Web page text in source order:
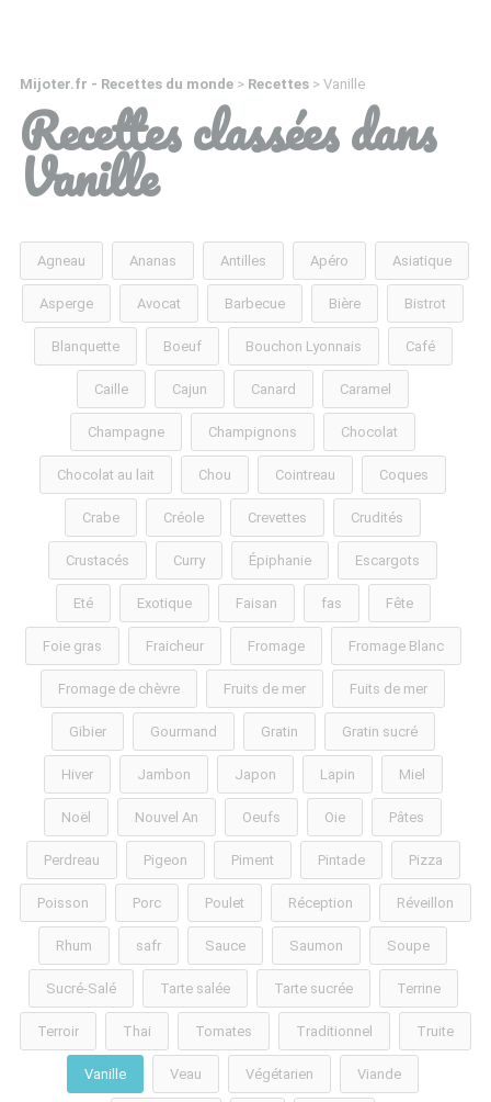
Mijoter.fr - Recettes du monde> Recettes> Vanille
Recettes classées dans
Vanille
Agneau Ananas Antilles Apéro Asiatique
Asperge Avocat Barbecue Bière Bistrot
Blanquette Boeuf Bouchon Lyonnais Café
Caille Cajun Canard Caramel
Champagne Champignons Chocolat
Chocolat au lait Chou Cointreau Coques
Crabe Créole Crevettes Crudités
Crustacés Curry Épiphanie Escargots
Eté Exotique Faisan fas Fête
Foie gras Fraicheur Fromage Fromage Blanc
Fromage de chèvre Fruits de mer Fuits de mer
Gibier Gourmand Gratin Gratin sucré
Hiver Jambon Japon Lapin Miel
Noël Nouvel An Oeufs Oie Pâtes
Perdreau Pigeon Piment Pintade Pizza
Poisson Porc Poulet Réception Réveillon
Rhum safr Sauce Saumon Soupe
Sucré-Salé Tarte salée Tarte sucrée Terrine
Terroir Thai Tomates Traditionnel Truite
Vanille Veau Végétarien Viande